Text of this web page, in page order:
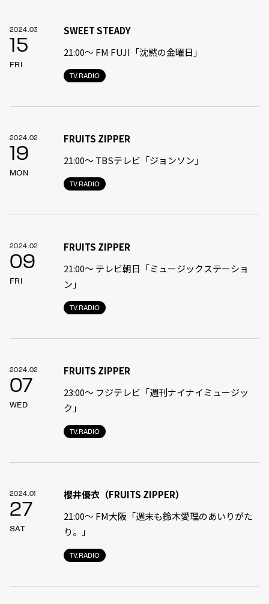
2024.03
15
FRI
TV.RADIO
SWEET STEADY
21:00〜 FM FUJI「沈黙の金曜日」
2024.02
19
MON
TV.RADIO
FRUITS ZIPPER
21:00〜 TBSテレビ「ジョンソン」
2024.02
09
FRI
TV.RADIO
FRUITS ZIPPER
21:00〜 テレビ朝日「ミュージックステーショ
ン」
2024.02
07
WED
TV.RADIO
FRUITS ZIPPER
23:00〜 フジテレビ「週刊ナイナイミュージッ
ク」
2024.01
27
SAT
TV.RADIO
櫻井優衣（FRUITS ZIPPER）
21:00〜 FM大阪「週末も鈴木愛理のあいりがた
り。」